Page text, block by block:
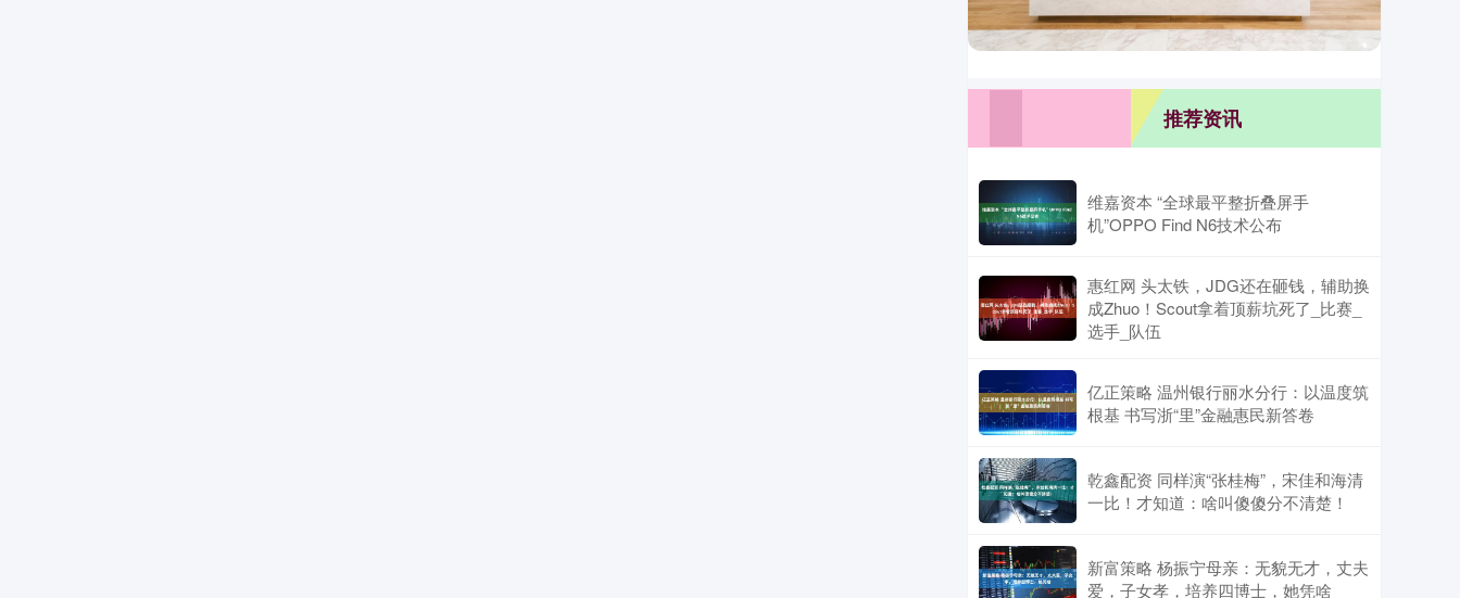
推荐资讯
维嘉资本 “全球最平整折叠屏手
机”OPPO Find N6技术公布
惠红网 头太铁，JDG还在砸钱，辅助换
成Zhuo！Scout拿着顶薪坑死了_比赛_
选手_队伍
亿正策略 温州银行丽水分行：以温度筑
根基 书写浙“里”金融惠民新答卷
乾鑫配资 同样演“张桂梅”，宋佳和海清
一比！才知道：啥叫傻傻分不清楚！
新富策略 杨振宁母亲：无貌无才，丈夫
爱，子女孝，培养四博士，她凭啥